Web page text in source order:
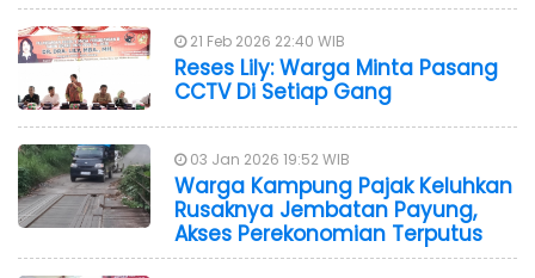
21 Feb 2026 22:40 WIB
Reses Lily: Warga Minta Pasang
CCTV Di Setiap Gang
03 Jan 2026 19:52 WIB
Warga Kampung Pajak Keluhkan
Rusaknya Jembatan Payung,
Akses Perekonomian Terputus